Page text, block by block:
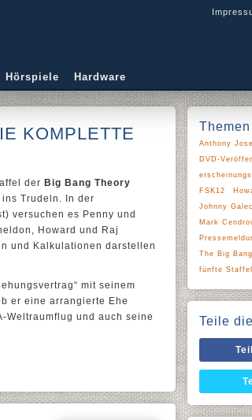
Hörspiele Hardware
KOMPLETTE
der Big Bang Theory
Trudeln. In der
versuchen es Penny und
Howard und Raj
und Kalkulationen darstellen
mit seinem
er eine arrangierte Ehe
Weltraumflug und auch seine
Themen
Anthony
DVD-
FSK12
Johnny
Mark
The Big
fünfte
Teile